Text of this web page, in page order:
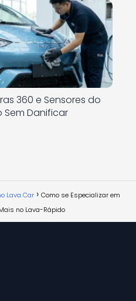
360 e Sensores do
Sem Danificar
Lava Car
Como se Especializar em
no Lava-Rápido